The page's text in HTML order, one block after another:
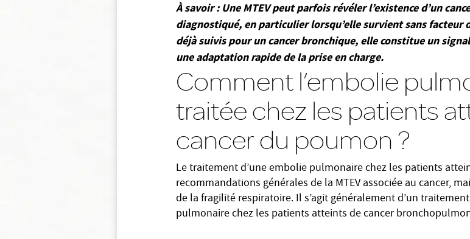
À savoir : Une MTEV peut parfois révéler l’existence d’un
diagnostiqué, en particulier lorsqu’elle survient sans facteur
déjà suivis pour un cancer bronchique, elle constitue un
une adaptation rapide de la prise en charge.
Comment l’embolie
traitée chez les patients
cancer du poumon ?
Le traitement d’une embolie pulmonaire chez les patients
recommandations générales de la MTEV associée au cancer,
de la fragilité respiratoire. Il s’agit généralement d’un
pulmonaire chez les patients atteints de cancer